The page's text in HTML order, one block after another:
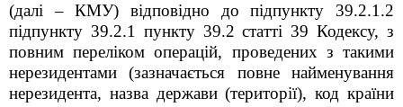
(далі – КМУ) відповідно до підпункту 39.2.1.2
підпункту 39.2.1 пункту 39.2 статті 39 Кодексу, з
повним переліком операцій, проведених з такими
нерезидентами (зазначається повне найменування
нерезидента, назва держави (території), код країни